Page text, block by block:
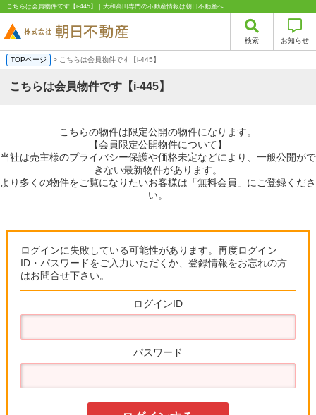
こちらは会員物件です【i-445】｜大和高田専門の不動産情報は朝日不動産へ
検索 お知らせ
TOPページ > こちらは会員物件です【i-445】
こちらは会員物件です【i-445】
こちらの物件は限定公開の物件になります。
【会員限定公開物件について】
当社は売主様のプライバシー保護や価格未定などにより、一般公開がで
きない最新物件があります。
より多くの物件をご覧になりたいお客様は「無料会員」にご登録くださ
い。
ログインに失敗している可能性があります。再度ログイン
ID・パスワードをご入力いただくか、登録情報をお忘れの方
はお問合せ下さい。
ログインID
パスワード